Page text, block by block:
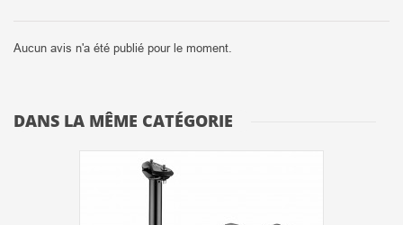
Aucun avis n'a été publié pour le moment.
DANS LA MÊME CATÉGORIE